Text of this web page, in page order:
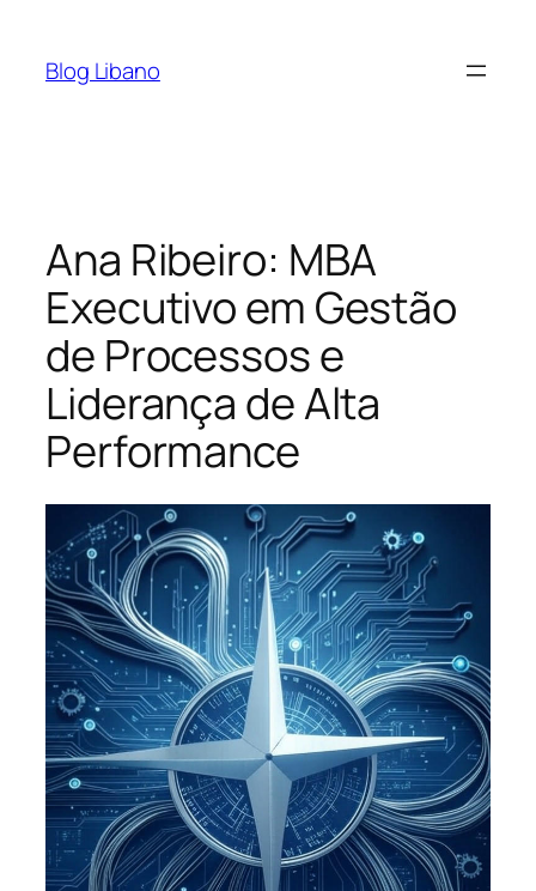
Blog Libano
Ana Ribeiro: MBA
Executivo em Gestão
de Processos e
Liderança de Alta
Performance